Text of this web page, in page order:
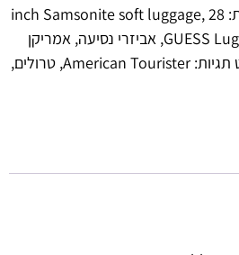
28 inch Samsonite soft luggage
,
GUESS
, אביזרי נסיעה, אמריקן
תגיות: American Tourister
, טרולים,